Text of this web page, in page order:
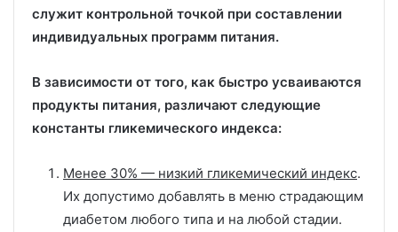
служит контрольной точкой при составлении
индивидуальных программ питания.
В зависимости от того, как быстро усваиваются
продукты питания, различают следующие
константы гликемического индекса:
Менее 30% — низкий гликемический индекс.
Их допустимо добавлять в меню страдающим
диабетом любого типа и на любой стадии.